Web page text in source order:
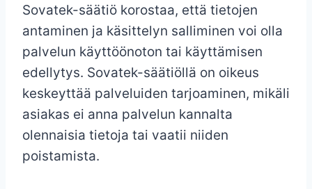
Sovatek-säätiö korostaa, että tietojen
antaminen ja käsittelyn salliminen voi olla
palvelun käyttöönoton tai käyttämisen
edellytys. Sovatek-säätiöllä on oikeus
keskeyttää palveluiden tarjoaminen, mikäli
asiakas ei anna palvelun kannalta
olennaisia tietoja tai vaatii niiden
poistamista.